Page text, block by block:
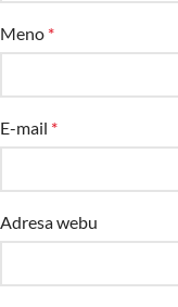
Meno *
E-mail *
Adresa webu